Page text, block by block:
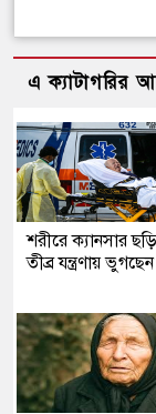
এ ক্যাটাগরির
শরীরে ক্যানসার
তীব্র যন্ত্রণায়